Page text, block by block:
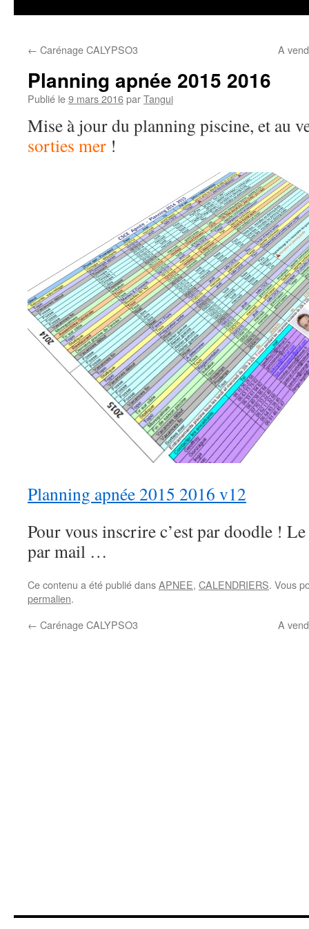
← Carénage CALYPSO3 A
Planning apnée 2015 2016
Publié le9 mars 2016parTangui
Mise à jour du planning piscine, et au
sorties mer !
Planning apnée 2015 2016 v12
Pour vous inscrire c’est par doodle !
par mail …
Ce contenu a été publié dansAPNEE, CALENDRIERS. Vous
permalien.
← Carénage CALYPSO3 A